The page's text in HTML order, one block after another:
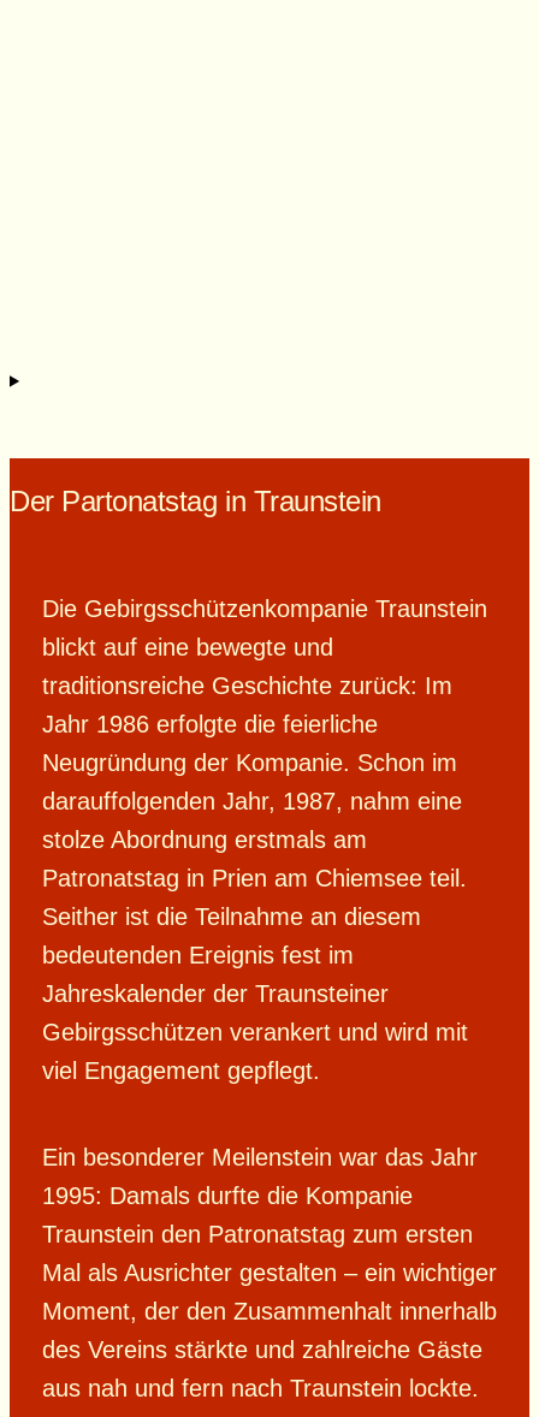
Der Partonatstag in Traunstein
Die Gebirgsschützenkompanie Traunstein
blickt auf eine bewegte und
traditionsreiche Geschichte zurück: Im
Jahr 1986 erfolgte die feierliche
Neugründung der Kompanie. Schon im
darauffolgenden Jahr, 1987, nahm eine
stolze Abordnung erstmals am
Patronatstag in Prien am Chiemsee teil.
Seither ist die Teilnahme an diesem
bedeutenden Ereignis fest im
Jahreskalender der Traunsteiner
Gebirgsschützen verankert und wird mit
viel Engagement gepflegt.
Ein besonderer Meilenstein war das Jahr
1995: Damals durfte die Kompanie
Traunstein den Patronatstag zum ersten
Mal als Ausrichter gestalten – ein wichtiger
Moment, der den Zusammenhalt innerhalb
des Vereins stärkte und zahlreiche Gäste
aus nah und fern nach Traunstein lockte.